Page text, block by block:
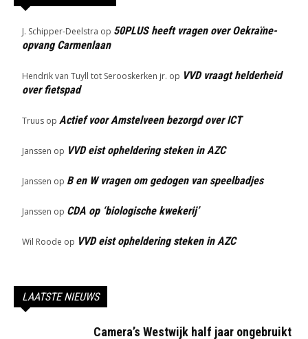
J. Schipper-Deelstra op 50PLUS heeft vragen over Oekraïne-
opvang Carmenlaan
Hendrik van Tuyll tot Serooskerken jr. op VVD vraagt helderheid
over fietspad
Truus op Actief voor Amstelveen bezorgd over ICT
Janssen op VVD eist opheldering steken in AZC
Janssen op B en W vragen om gedogen van speelbadjes
Janssen op CDA op ‘biologische kwekerij’
Wil Roode op VVD eist opheldering steken in AZC
LAATSTE NIEUWS
Camera’s Westwijk half jaar ongebruikt